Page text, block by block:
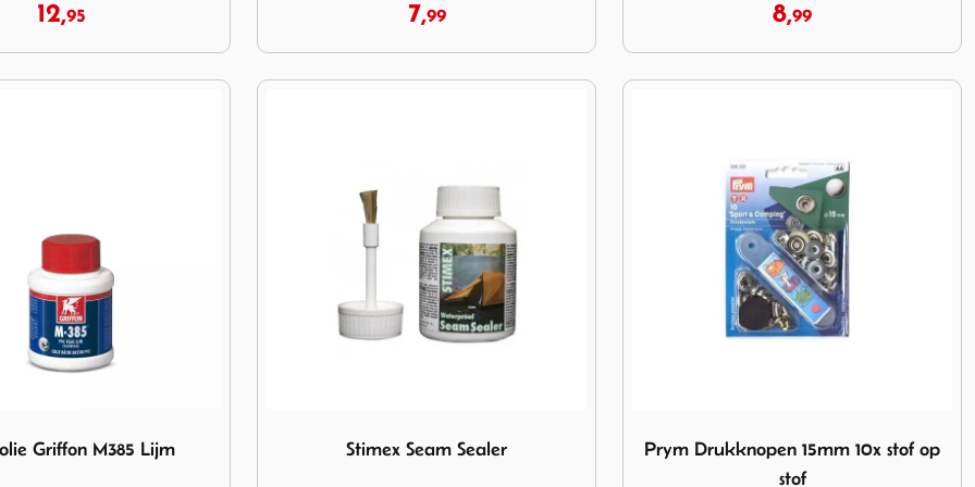
12,95 7,99 8,99
Griffon M385 Lijm Stimex Seam Sealer
Prym Drukknopen 15mm 10x stof op
stof